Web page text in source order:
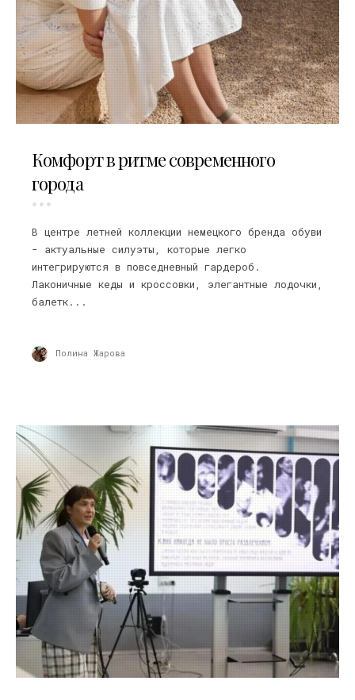
Комфорт в ритме современного
города
В центре летней коллекции немецкого бренда обуви
- актуальные силуэты, которые легко
интегрируются в повседневный гардероб.
Лаконичные кеды и кроссовки, элегантные лодочки,
балетк...
Полина Жарова